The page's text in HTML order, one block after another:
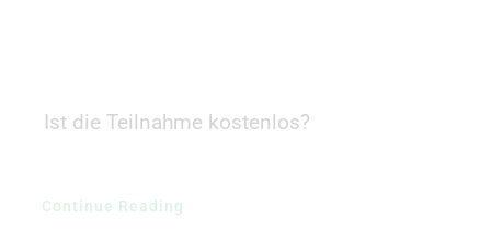
Ist die Teilnahme kostenlos?
Continue Reading